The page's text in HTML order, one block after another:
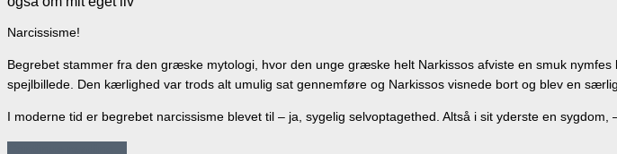
Narcissisme!
Begrebet stammer fra den græske mytologi, hvor den unge græske helt Narkissos afviste en smuk
spejlbillede. Den kærlighed var trods alt umulig sat gennemføre og Narkissos visnede bort og blev en
I moderne tid er begrebet narcissisme blevet til – ja, sygelig selvoptagethed. Altså i sit yderste en sygdom,